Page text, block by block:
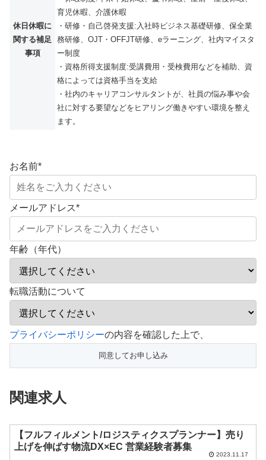
休日休暇に
関する補足
事項
育児休暇、介護休暇
・研修・自己啓発支援:入社時ビジネス基礎研修、保全業
務研修、OJT・OFFJT研修、eラーニング、社内マイスタ
ー制度
・資格所得支援制度:受講費用・受検費用などを補助、資
格によっては資格手当を支給
・社内のキャリアコンサルタントが、社員の悩み事や会
社に対する要望などをヒアリング働きやすい環境を整え
ます。
お名前*
メールアドレス*
年齢（年代）
転職活動について
こ
フ
ー
は
プライバシーポリシーの内容を確認した上で、
関連求人
【フルフィルメント/ロジスティクスプランナー】売り
上げを伸ばす物流DX×EC 営業経験者募集
2023.11.17